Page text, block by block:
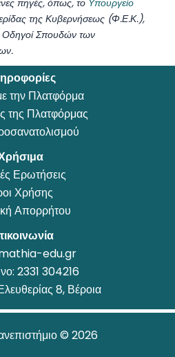
της Κυβερνήσεως (Φ.Ε.Κ.),
Οδηγοί Σπουδών των
την Πλατφόρμα
της Πλατφόρμας
Ερωτήσεις
Χρήσης
Απορρήτου
edu.gr
2331 304216
8, Βέροια
© 2026